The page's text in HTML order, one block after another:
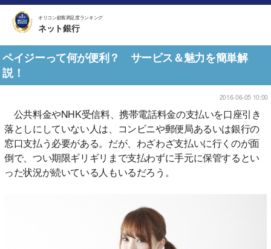
オリコン顧客満足度ランキング
ネット銀行
ペイジーって何が便利？ サービス＆魅力を簡単解
説！
2016-06-05 10:00
公共料金やNHK受信料、携帯電話料金の支払いを口座引き
落としにしていない人は、コンビニや郵便局あるいは銀行の
窓口支払う必要がある。だが、わざわざ支払いに行くのが面
倒で、つい期限ギリギリまで支払わずに手元に保管するとい
った状況が続いている人もいるだろう。